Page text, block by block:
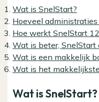
Wat is SnelStart?
Hoeveel
Hoe werkt SnelStart
Wat is beter, SnelStart
Wat is een makkelijk
Wat is het
Wat is SnelStart?